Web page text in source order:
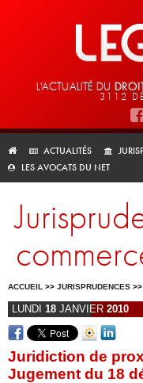
L'ACTUALITÉ DU
3112
ACTUALITÉS
LES AVOCATS DU NET
ACCUEIL >> JURISPRUDENCES >>
LUNDI 18 JANVIER 2010
Juridiction de
Jugement du 18